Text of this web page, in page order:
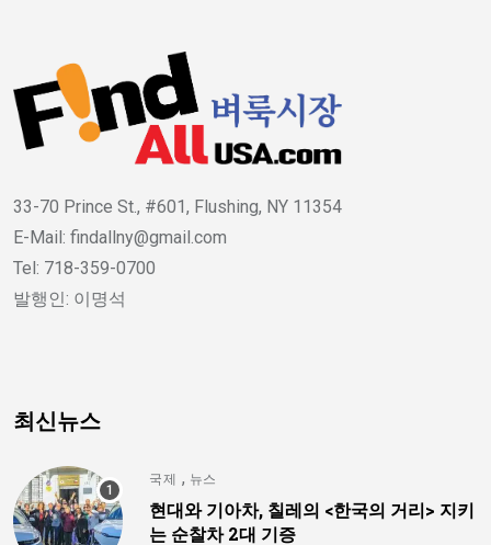
33-70 Prince St., #601, Flushing, NY 11354
E-Mail: findallny@gmail.com
Tel: 718-359-0700
발행인: 이명석
최신뉴스
국제 , 뉴스
현대와 기아차, 칠레의 <한국의 거리> 지키
는 순찰차 2대 기증